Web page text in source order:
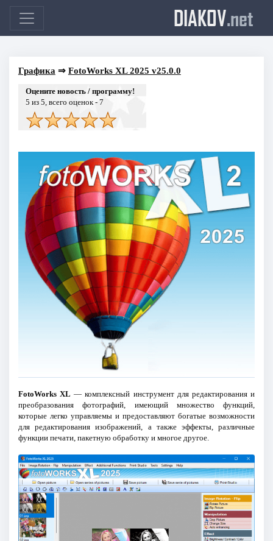
DIAKOV.net
Графика ⇒ FotoWorks XL 2025 v25.0.0
Оцените новость / программу!
5 из 5, всего оценок - 7
FotoWorks XL — комплексный инструмент для редактирования и
преобразования фотографий, имеющий множество функций,
которые легко управляемы и предоставляют богатые возможности
для редактирования изображений, а также эффекты, различные
функции печати, пакетную обработку и многое другое.